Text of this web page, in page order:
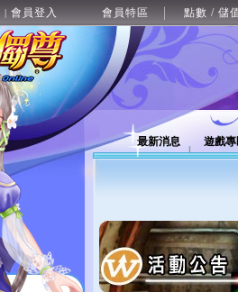
| 會員登入 會員特區 點數 / 儲
最新消息 遊戲